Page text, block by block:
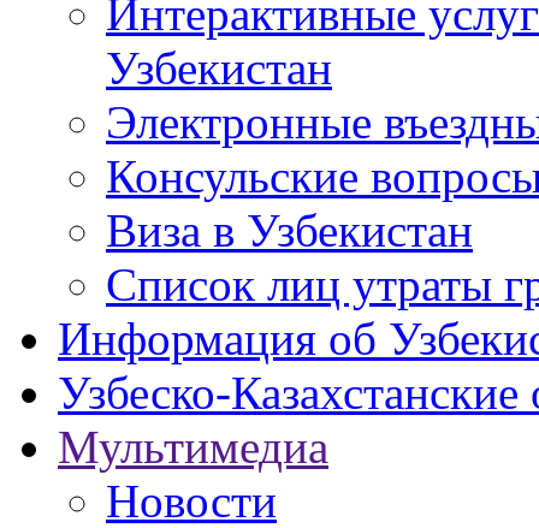
Интерактивные
Узбекистан
Электронные
Консульские
Виза в Узбекистан
Список лиц утраты
Информация об
Узбеско-
Мультимедиа
Новости